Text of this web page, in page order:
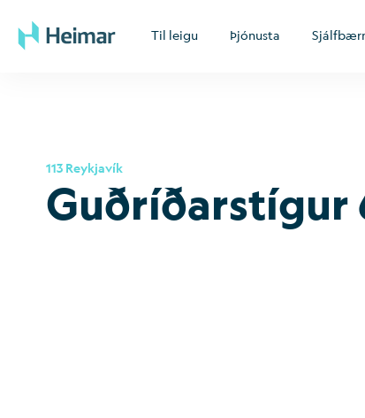
Til leigu Þjónusta
113 Reykjavík
Guðríð­ar­stíg­ur